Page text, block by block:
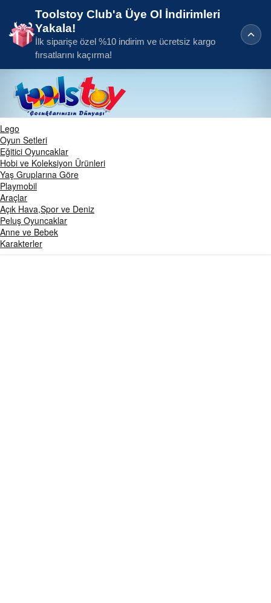
Toolstoy Club'a Üye Ol İndirimleri
Yakala!
İlk siparişe özel %10 indirim ve ücretsiz kargo
fırsatlarını kaçırma!
Lego
Oyun Setleri
Eğitici Oyuncaklar
Hobi ve Koleksiyon Ürünleri
Yaş Gruplarına Göre
Playmobil
Araçlar
Açık Hava,Spor ve Deniz
Peluş Oyuncaklar
Anne ve Bebek
Karakterler